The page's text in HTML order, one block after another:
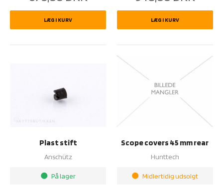
LÆG I KURV LÆG I KURV
Plast stift
Anschütz
brightness_1 På lager
Scope covers 45 mm rear
Hunttech
brightness_1 Midlertidig udsolgt